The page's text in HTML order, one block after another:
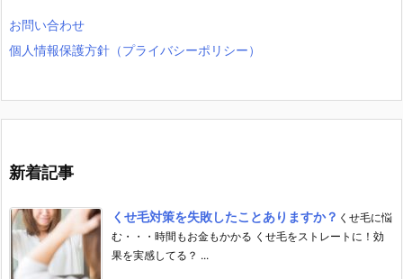
お問い合わせ
個人情報保護方針（プライバシーポリシー）
新着記事
くせ毛対策を失敗したことありますか？ くせ毛に悩
む・・・時間もお金もかかる くせ毛をストレートに！効
果を実感してる？ ...